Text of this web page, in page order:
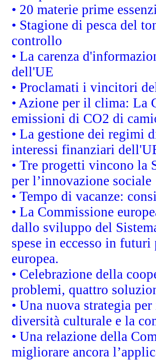
• 20 materie prime
• Stagione di pesca del
controllo
• La carenza
dell'UE
• Proclamati i vincitori
• Azione per il clima: La
emissioni di CO2 di
• La gestione dei regimi
interessi finanziari
• Tre progetti vincono la
per l’innovazione sociale
• Tempo di vacanze:
• La Commissione
dallo sviluppo del
spese in eccesso in
europea.
• Celebrazione della
problemi, quattro
• Una nuova strategia
diversità culturale e la
• Una relazione della
migliorare ancora